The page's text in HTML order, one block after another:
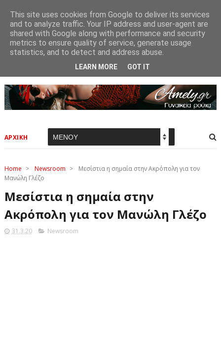
ΑΡΧΙΚΗ
Home > Newsroom >
Μεσίστια η σημαία στην Ακρόπολη για τον
Μανώλη Γλέζο
Μεσίστια η σημαία στην
Ακρόπολη για τον Μανώλη Γλέζο
31.3.20 Newsroom
This site uses cookies from Google to deliver its services
and to analyze traffic. Your IP address and user-agent are
shared with Google along with performance and security
metrics to ensure quality of service, generate usage
statistics, and to detect and address abuse.
LEARN MORE GOT IT